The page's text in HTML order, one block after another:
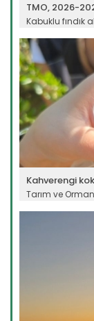
TMO, 2026-
Kabuklu fındık
Devamını Oku ->
Kahverengi
Tarım ve